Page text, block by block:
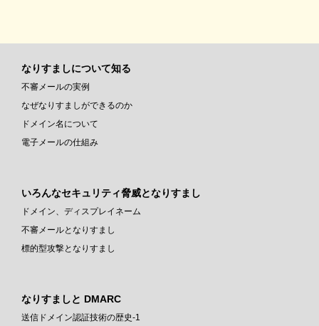
なりすましについて知る
不審メールの実例
なぜなりすましができるのか
ドメイン名について
電子メールの仕組み
いろんなセキュリティ脅威となりすまし
ドメイン、ディスプレイネーム
不審メールとなりすまし
標的型攻撃となりすまし
なりすましと DMARC
送信ドメイン認証技術の歴史-1